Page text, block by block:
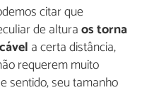
citar que
de alturaos torna
a certa distância,
requerem muito
sentido, seu tamanho